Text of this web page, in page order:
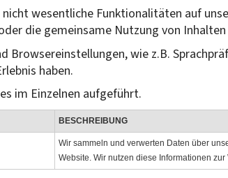
wesentliche Funktionalitäten auf
die gemeinsame Nutzung von
Browsereinstellungen, wie z.B.
haben.
im Einzelnen aufgeführt.
BESCHREIBUNG
Wir sammeln und verwerten Daten über
Website. Wir nutzen diese Informationen